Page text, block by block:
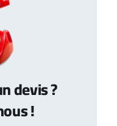
devis ?
!